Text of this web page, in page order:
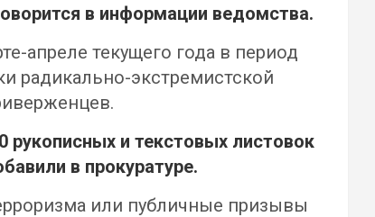
в информации ведомства.
апреле текущего года в период
радикально-экстремистской
и текстовых листовок
в прокуратуре.
или публичные призывы